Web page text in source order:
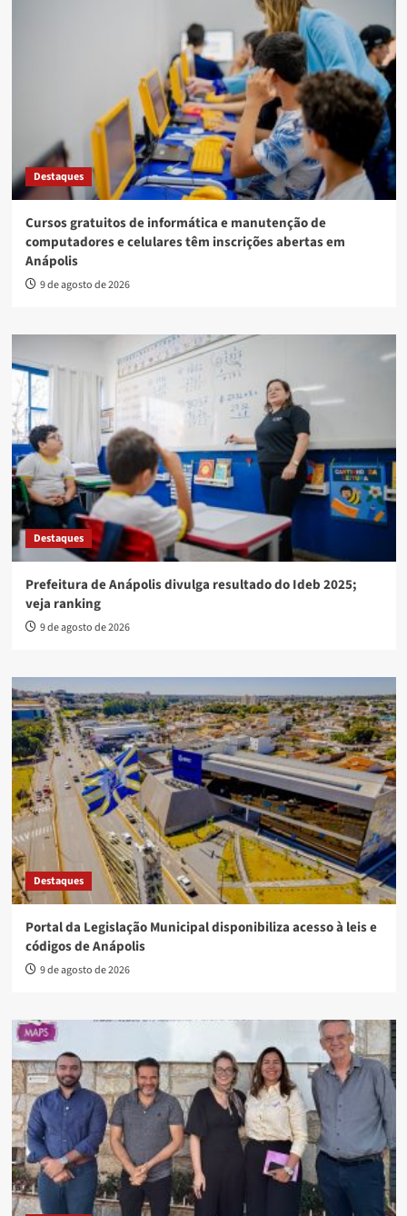
Destaques
Cursos gratuitos de informática e manutenção de
computadores e celulares têm inscrições abertas em
Anápolis
9 de agosto de 2026
Destaques
Prefeitura de Anápolis divulga resultado do Ideb 2025;
veja ranking
9 de agosto de 2026
Destaques
Portal da Legislação Municipal disponibiliza acesso à leis e
códigos de Anápolis
9 de agosto de 2026